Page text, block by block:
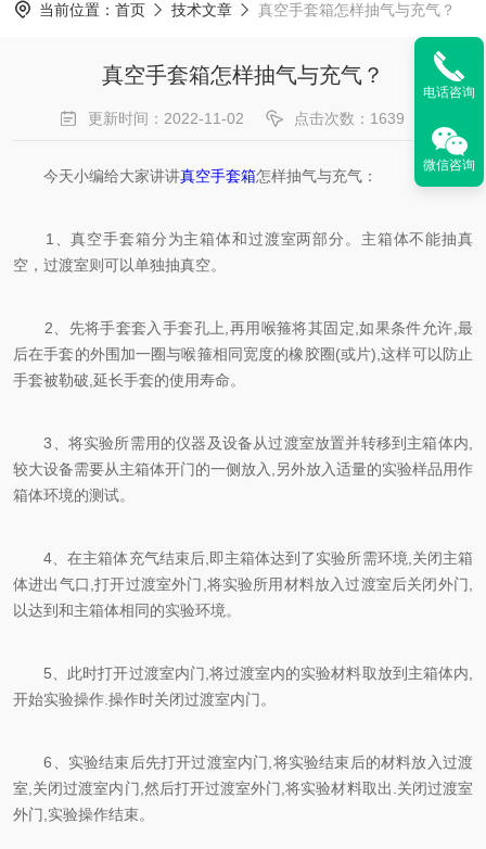
当前位置： 首页 技术文章 真空手套箱怎样抽气与充气？
真空手套箱怎样抽气与充气？
更新时间：2022-11-02 点击次数：1639
今天小编给大家讲讲真空手套箱怎样抽气与充气：
1、真空手套箱分为主箱体和过渡室两部分。主箱体不能抽真
空，过渡室则可以单独抽真空。
2、先将手套套入手套孔上,再用喉箍将其固定,如果条件允许,最
后在手套的外围加一圈与喉箍相同宽度的橡胶圈(或片),这样可以防止
手套被勒破,延长手套的使用寿命。
3、将实验所需用的仪器及设备从过渡室放置并转移到主箱体内,
较大设备需要从主箱体开门的一侧放入,另外放入适量的实验样品用作
箱体环境的测试。
4、在主箱体充气结束后,即主箱体达到了实验所需环境,关闭主箱
体进出气口,打开过渡室外门,将实验所用材料放入过渡室后关闭外门,
以达到和主箱体相同的实验环境。
5、此时打开过渡室内门,将过渡室内的实验材料取放到主箱体内,
开始实验操作.操作时关闭过渡室内门。
6、实验结束后先打开过渡室内门,将实验结束后的材料放入过渡
室,关闭过渡室内门,然后打开过渡室外门,将实验材料取出.关闭过渡室
外门,实验操作结束。
电话咨询
微信咨询